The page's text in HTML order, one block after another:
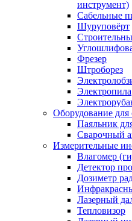
инструмент)
Сабельные
Шуруповёрт
Фрезер
Штроборез
Электропила
Оборудование для
Паяльник
Сварочный
Измерительные
Влагомер
Детектор
Дозиметр
Лазерный
Тепловизор